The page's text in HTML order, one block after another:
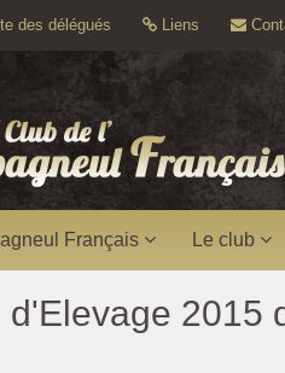
des délégués Liens
Français Le club
d'Elevage 2015